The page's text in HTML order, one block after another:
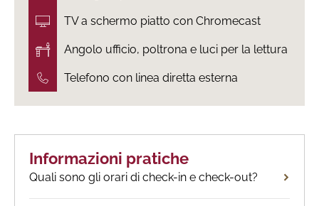
TV a schermo piatto con Chromecast
Angolo ufficio, poltrona e luci per la lettura
Telefono con linea diretta esterna
Informazioni pratiche
Quali sono gli orari di check-in e check-out?